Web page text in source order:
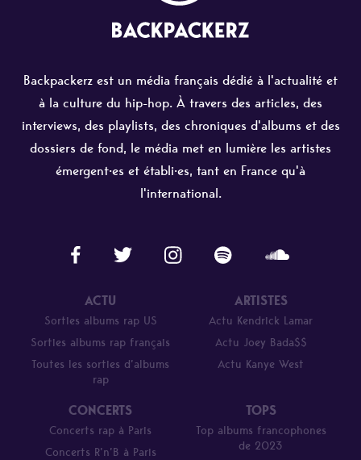
Backpackerz est un média français dédié à l'actualité et
à la culture du hip-hop. À travers des articles, des
interviews, des playlists, des chroniques d'albums et des
dossiers de fond, le média met en lumière les artistes
émergent·es et établi·es, tant en France qu'à
l'international.
ACTU
Sorties albums rap US
Sorties albums rap français
Toutes les sorties d’albums
rap
ARTISTES
Actu Kendrick Lamar
Actu Joey Bada$$
Actu Kanye West
CONCERTS
Concerts rap à Paris
Concerts R’n’B à Paris
TOPS
Top albums francophones
de 2023